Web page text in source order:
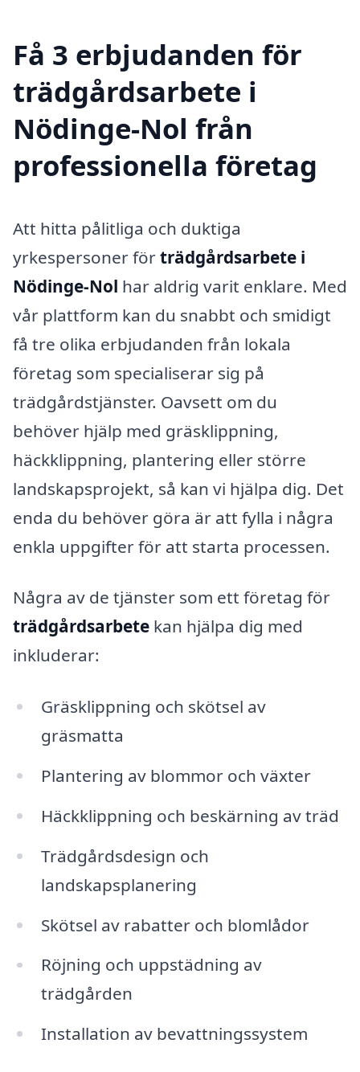
Få 3 erbjudanden för
trädgårdsarbete i
Nödinge-Nol från
professionella företag
Att hitta pålitliga och duktiga
yrkespersoner förträdgårdsarbete i
Nödinge-Nol har aldrig varit enklare. Med
vår plattform kan du snabbt och smidigt
få tre olika erbjudanden från lokala
företag som specialiserar sig på
trädgårdstjänster. Oavsett om du
behöver hjälp med gräsklippning,
häckklippning, plantering eller större
landskapsprojekt, så kan vi hjälpa dig. Det
enda du behöver göra är att fylla i några
enkla uppgifter för att starta processen.
Några av de tjänster som ett företag för
trädgårdsarbete kan hjälpa dig med
inkluderar:
Gräsklippning och skötsel av
gräsmatta
Plantering av blommor och växter
Häckklippning och beskärning av träd
Trädgårdsdesign och
landskapsplanering
Skötsel av rabatter och blomlådor
Röjning och uppstädning av
trädgården
Installation av bevattningssystem